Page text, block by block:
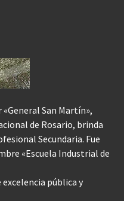
San Martín»,
de Rosario, brinda
Secundaria. Fue
«Escuela Industrial de
excelencia pública y